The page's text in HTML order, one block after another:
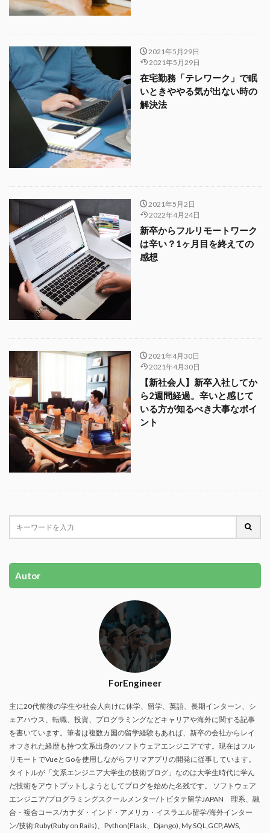
2021年5月29日
2021年5月29日
在宅勤務「テレワーク」で眠
いときややる気が出ない時の
解決法
2021年5月2日
2022年4月24日
新卒からフルリモートワーク
は辛い？1ヶ月目を終えての
感想
2021年4月30日
2021年4月30日
【新社会人】新卒入社してか
ら2週間経過。辛いと感じて
いる方が知るべき大事なポイ
ント
Autor
ForEngineer
主に20代前後の学生や社会人向けに休学、留学、英語、長期インターン、シ
ェアハウス、転職、投資、プログラミングなどキャリアや海外に関する記事
を書いています。筆者は複数カ国の留学経験もあれば、新卒の会社からレイ
オフされた経歴も持つ文系出身のソフトウェアエンジニアです。現在はフル
リモートでVueとGoを使用しながらフリマアプリの開発に従事しています。
タイトルが「文系エンジニア大学生の技術ブログ」なのは大学生時代に学ん
だ技術をアウトプットしようとしてブログを始めた名残です。 ソフトウェア
エンジニア/プログラミングスクールメンター/トビタテ留学JAPAN 理系、融
合・複合コース/カナダ・インド・アメリカ・イスラエル留学/海外インター
ン/技術:Ruby(Ruby on Rails)、Python(Flask、Django), My SQL,GCP,AWS,